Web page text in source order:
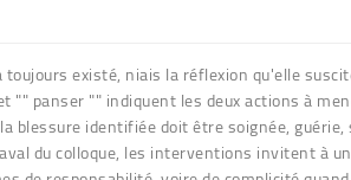
existé, niais la réflexion qu'elle
"" panser "" indiquent les deux actions à
blessure identifiée doit être soignée,
du colloque, les interventions invitent